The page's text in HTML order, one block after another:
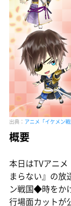
出典： アニメ「イケメン
概要
本日はTVアニ
まらない』の放
ン戦国◆時をか
行場面カットが